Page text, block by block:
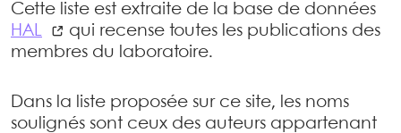
Cette liste est extraite de la base de données
HAL
qui recense toutes les publications des
membres du laboratoire.
Dans la liste proposée sur ce site, les noms
soulignés sont ceux des auteurs appartenant